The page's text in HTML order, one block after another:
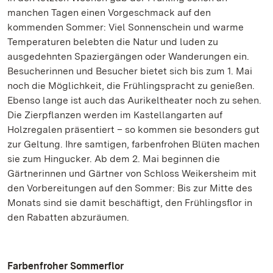
manchen Tagen einen Vorgeschmack auf den
kommenden Sommer: Viel Sonnenschein und warme
Temperaturen belebten die Natur und luden zu
ausgedehnten Spaziergängen oder Wanderungen ein.
Besucherinnen und Besucher bietet sich bis zum 1. Mai
noch die Möglichkeit, die Frühlingspracht zu genießen.
Ebenso lange ist auch das Aurikeltheater noch zu sehen.
Die Zierpflanzen werden im Kastellangarten auf
Holzregalen präsentiert – so kommen sie besonders gut
zur Geltung. Ihre samtigen, farbenfrohen Blüten machen
sie zum Hingucker. Ab dem 2. Mai beginnen die
Gärtnerinnen und Gärtner von Schloss Weikersheim mit
den Vorbereitungen auf den Sommer: Bis zur Mitte des
Monats sind sie damit beschäftigt, den Frühlingsflor in
den Rabatten abzuräumen.
Farbenfroher Sommerflor